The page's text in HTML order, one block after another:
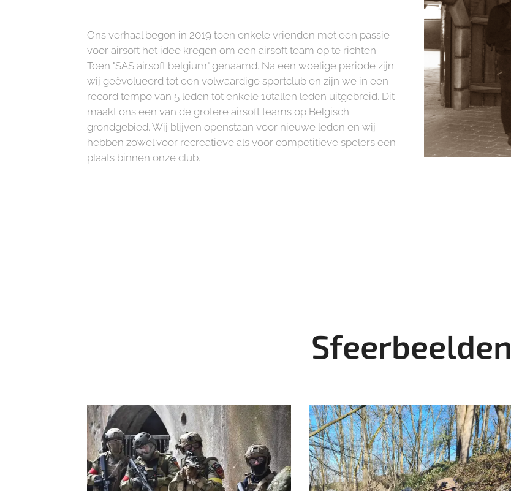
Ons verhaal begon in 2019 toen enkele vrienden met een passie
voor airsoft het idee kregen om een airsoft team op te richten.
Toen "SAS airsoft belgium" genaamd. Na een woelige periode zijn
wij geëvolueerd tot een volwaardige sportclub en zijn we in een
record tempo van 5 leden tot enkele 10tallen leden uitgebreid. Dit
maakt ons een van de grotere airsoft teams op Belgisch
grondgebied. Wij blijven openstaan voor nieuwe leden en wij
hebben zowel voor recreatieve als voor competitieve spelers een
plaats binnen onze club.
Sfeerbeelden